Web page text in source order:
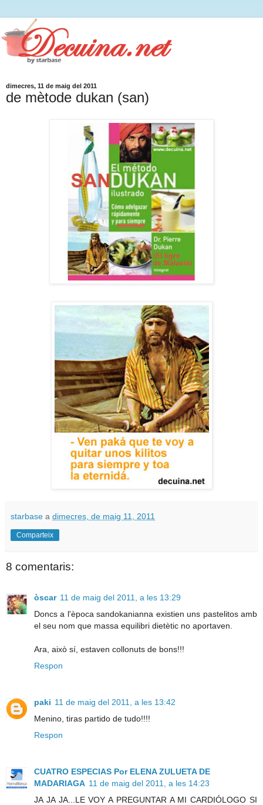
dimecres, 11 de maig del 2011
de mètode dukan (san)
starbase a dimecres, de maig 11, 2011
Comparteix
8 comentaris:
òscar 11 de maig del 2011, a les 13:29
Doncs a l'època sandokanianna existien uns pastelitos amb
el seu nom que massa equilibri dietètic no aportaven.
Ara, això sí, estaven collonuts de bons!!!
Respon
paki 11 de maig del 2011, a les 13:42
Menino, tiras partido de tudo!!!!
Respon
CUATRO ESPECIAS Por ELENA ZULUETA DE
MADARIAGA 11 de maig del 2011, a les 14:23
JA JA JA...LE VOY A PREGUNTAR A MI CARDIÓLOGO SI